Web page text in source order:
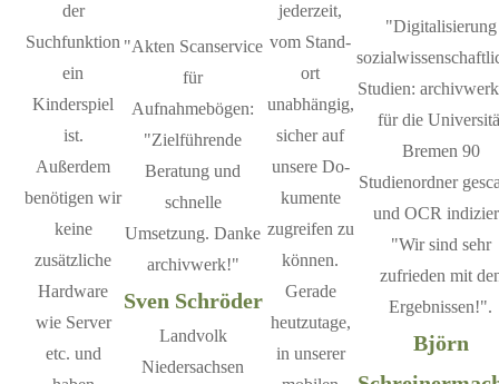
der
Suchfunktion
ein
Kinderspiel
ist.
Außerdem
benötigen wir
keine
zusätzliche
Hardware
wie Server
etc. und
"Akten Scanservice
für
Aufnahmebögen:
"Zielführende
Beratung und
schnelle
Umsetzung. Danke
archivwerk!"
Sven Schröder
Landvolk
Niedersachsen
jederzeit,
vom Stand­
ort
unabhängig,
sicher auf
unsere Do­
ku­men­te
zugreifen zu
können.
Gerade
heutzutage,
in unserer
"Digitalisierung
Studien:
für die
Bremen 90
Studienordner
und OCR
"Wir sind sehr
zufrieden mit
Ergebnissen!".
Björn